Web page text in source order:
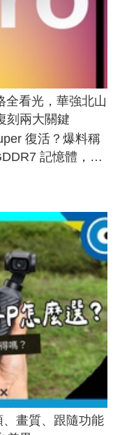
全看光，華強北山
刻兩大關鍵
復活？爆料稱
記憶體，這
畫質、跟隨功能